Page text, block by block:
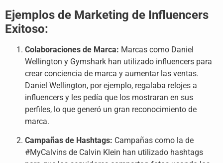
Ejemplos de Marketing de Influencers
Exitoso:
Colaboraciones de Marca: Marcas como Daniel
Wellington y Gymshark han utilizado influencers para
crear conciencia de marca y aumentar las ventas.
Daniel Wellington, por ejemplo, regalaba relojes a
influencers y les pedía que los mostraran en sus
perfiles, lo que generó un gran reconocimiento de
marca.
Campañas de Hashtags: Campañas como la de
#MyCalvins de Calvin Klein han utilizado hashtags